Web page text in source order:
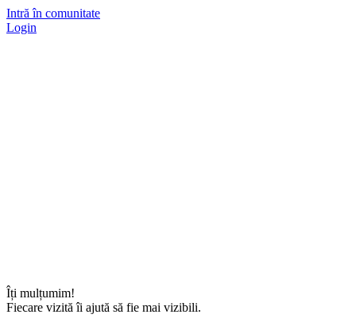
Intră în comunitate
Login
Îți mulțumim!
Fiecare vizită îi ajută să fie mai vizibili.